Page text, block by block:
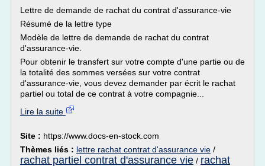
Lettre de demande de rachat du contrat d'assurance-vie
Résumé de la lettre type
Modèle de lettre de demande de rachat du contrat
d'assurance-vie.
Pour obtenir le transfert sur votre compte d'une partie ou de
la totalité des sommes versées sur votre contrat
d'assurance-vie, vous devez demander par écrit le rachat
partiel ou total de ce contrat à votre compagnie...
Lire la suite
Site : https://www.docs-en-stock.com
Thèmes liés : lettre rachat contrat d'assurance vie /
rachat partiel contrat d'assurance vie / rachat